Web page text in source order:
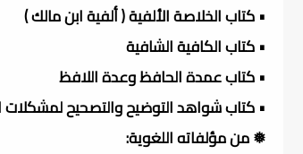
• كتاب الخلاصة الألفية ( ألفية ابن مالك )
• كتاب الكافية الشافية
• كتاب عمدة الحافظ وعدة اللافظ
• كتاب شواهد التوضيح والتصحيح لمشكلات
❅ من مؤلفاته اللغوية: